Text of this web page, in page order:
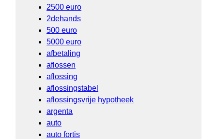
2500 euro
2dehands
500 euro
5000 euro
afbetaling
aflossen
aflossing
aflossingstabel
aflossingsvrije hypotheek
argenta
auto
auto fortis